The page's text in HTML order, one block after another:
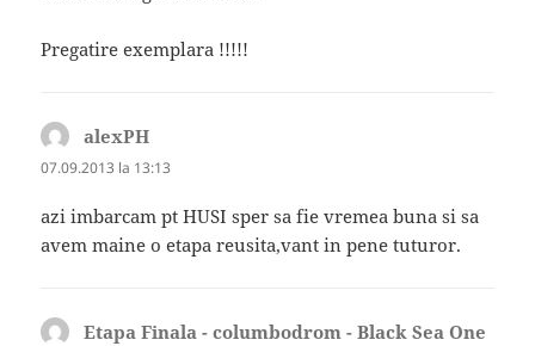
Pregatire exemplara !!!!!
alexPH
07.09.2013 la 13:13
azi imbarcam pt HUSI sper sa fie vremea buna si sa
avem maine o etapa reusita,vant in pene tuturor.
Etapa Finala - columbodrom - Black Sea One